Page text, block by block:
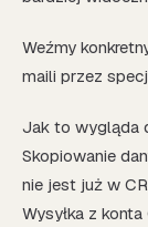
Weźmy
maili przez
Jak to wygląda
Skopiowanie
nie jest już w
Wysyłka z